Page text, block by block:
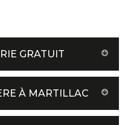
GRATUIT
À MARTILLAC